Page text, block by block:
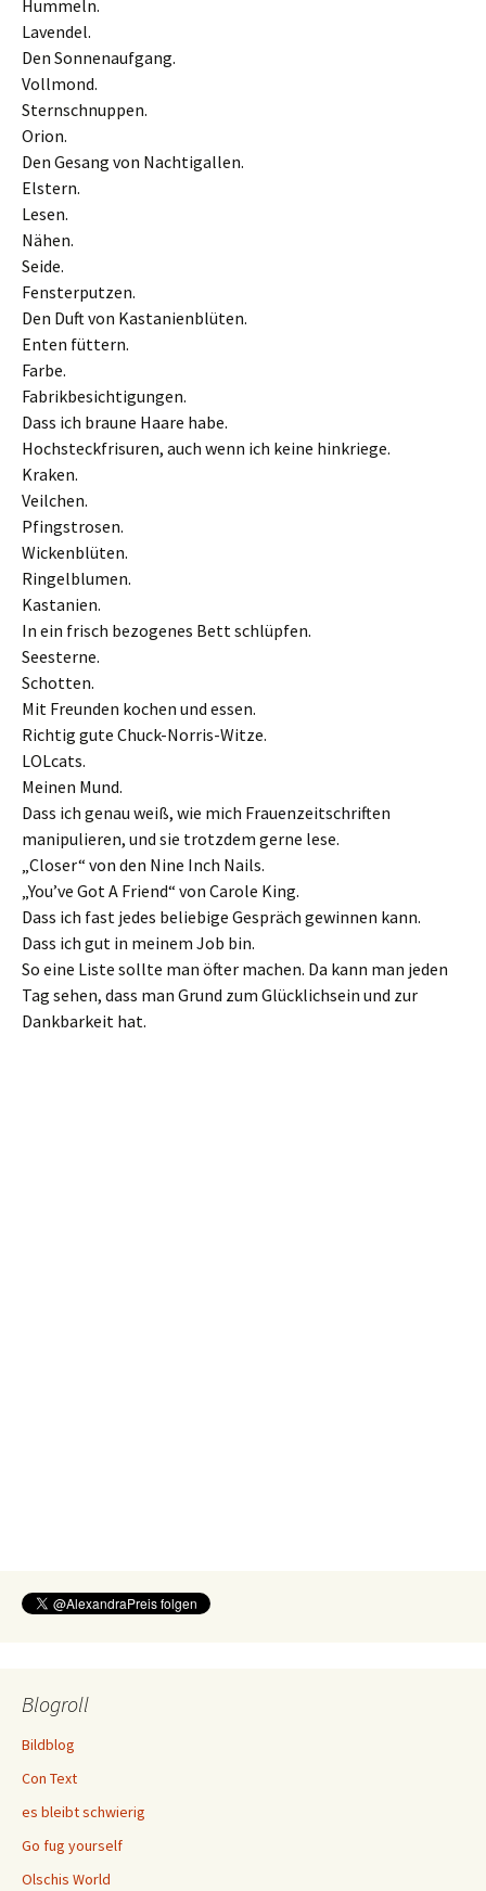
Hummeln.
Lavendel.
Den Sonnenaufgang.
Vollmond.
Sternschnuppen.
Orion.
Den Gesang von Nachtigallen.
Elstern.
Lesen.
Nähen.
Seide.
Fensterputzen.
Den Duft von Kastanienblüten.
Enten füttern.
Farbe.
Fabrikbesichtigungen.
Dass ich braune Haare habe.
Hochsteckfrisuren, auch wenn ich keine hinkriege.
Kraken.
Veilchen.
Pfingstrosen.
Wickenblüten.
Ringelblumen.
Kastanien.
In ein frisch bezogenes Bett schlüpfen.
Seesterne.
Schotten.
Mit Freunden kochen und essen.
Richtig gute Chuck-Norris-Witze.
LOLcats.
Meinen Mund.
Dass ich genau weiß, wie mich Frauenzeitschriften
manipulieren, und sie trotzdem gerne lese.
„Closer“ von den Nine Inch Nails.
„You’ve Got A Friend“ von Carole King.
Dass ich fast jedes beliebige Gespräch gewinnen kann.
Dass ich gut in meinem Job bin.
So eine Liste sollte man öfter machen. Da kann man jeden
Tag sehen, dass man Grund zum Glücklichsein und zur
Dankbarkeit hat.
Blogroll
Bildblog
Con Text
es bleibt schwierig
Go fug yourself
Olschis World